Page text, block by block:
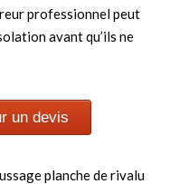
professionnel peut
avant qu’ils ne
un devis
planche de rivalu